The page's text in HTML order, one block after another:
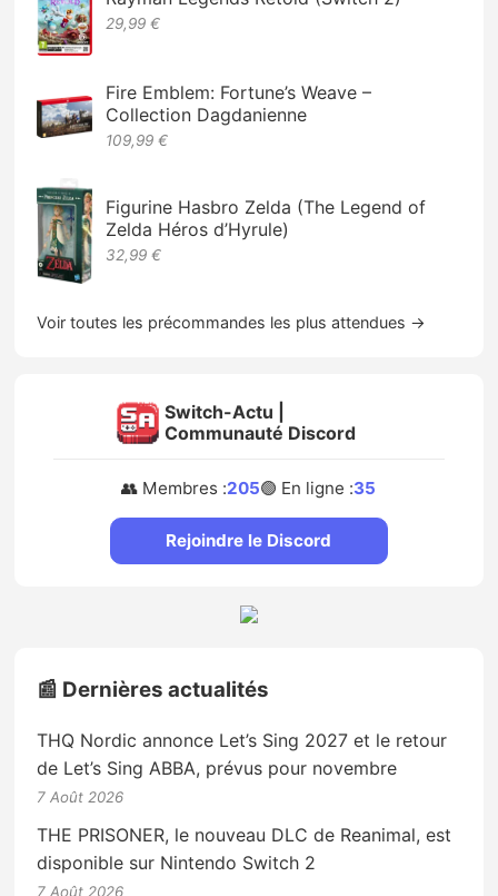
29,99 €
Fire Emblem: Fortune’s Weave –
Collection Dagdanienne
109,99 €
Figurine Hasbro Zelda (The Legend of
Zelda Héros d’Hyrule)
32,99 €
Voir toutes les précommandes les plus attendues →
Switch-Actu |
Communauté Discord
👥 Membres :205🟢 En ligne :35
Rejoindre le Discord
📰 Dernières actualités
THQ Nordic annonce Let’s Sing 2027 et le retour
de Let’s Sing ABBA, prévus pour novembre
7 Août 2026
THE PRISONER, le nouveau DLC de Reanimal, est
disponible sur Nintendo Switch 2
7 Août 2026